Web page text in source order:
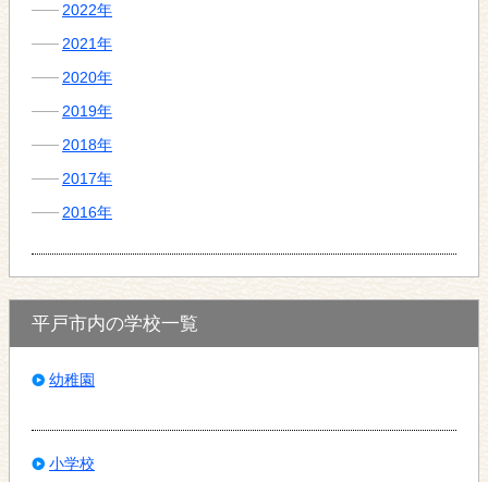
2022年
2021年
2020年
2019年
2018年
2017年
2016年
平戸市内の学校一覧
幼稚園
小学校